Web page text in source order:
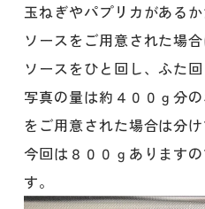
玉ねぎやパプリカがある
ソースをご用意された場
ソースをひと回し、ふた回
写真の量は約４００ｇ分
をご用意された場合は分
今回は８００ｇあります
す。